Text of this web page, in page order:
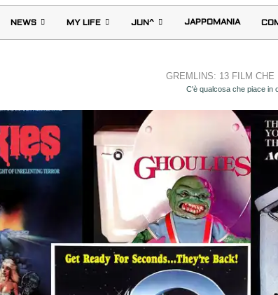
NEWS MY LIFE JUN^ JAPPOMANIA
GREMLINS: 13 FILM CHE
C'è qualcosa che piace in